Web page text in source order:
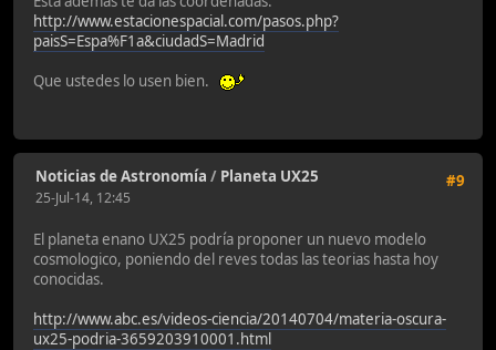
http://www.estacionespacial.com/pasos.php?
paisS=Espa%F1a&ciudadS=Madrid
Que ustedes lo usen bien.
#9
Noticias de Astronomía / Planeta UX25
25-Jul-14, 12:45
El planeta enano UX25 podría proponer un nuevo modelo
cosmologico, poniendo del reves todas las teorias hasta hoy
conocidas.
http://www.abc.es/videos-ciencia/20140704/materia-oscura-
ux25-podria-3659203910001.html